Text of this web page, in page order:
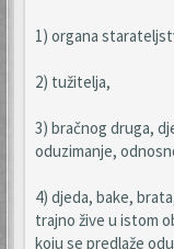
1) organa
2) tužitelja,
3) bračnog druga,
oduzimanje,
4) djeda, bake,
trajno žive u istom
koju se predlaže